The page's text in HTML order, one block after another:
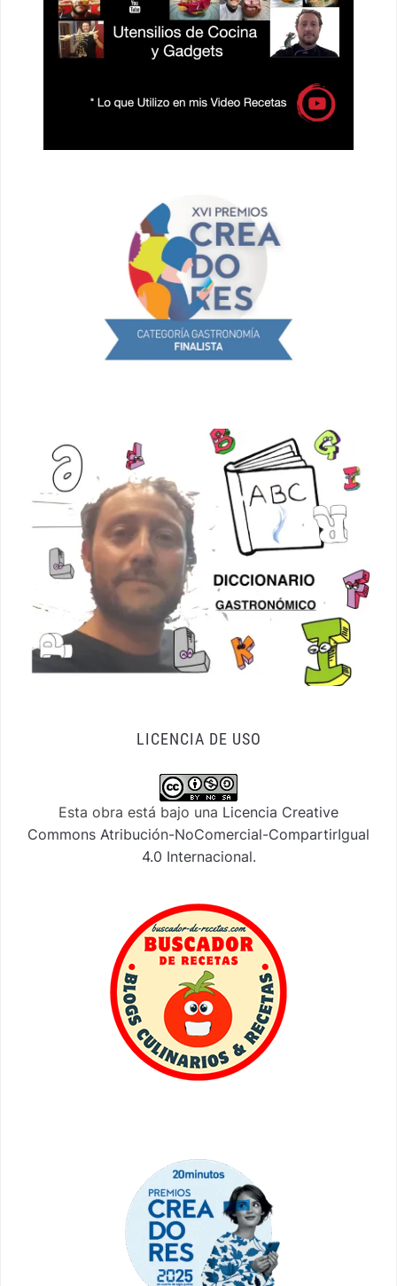
LICENCIA DE USO
Esta obra está bajo una Licencia Creative
Commons Atribución-NoComercial-CompartirIgual
4.0 Internacional.